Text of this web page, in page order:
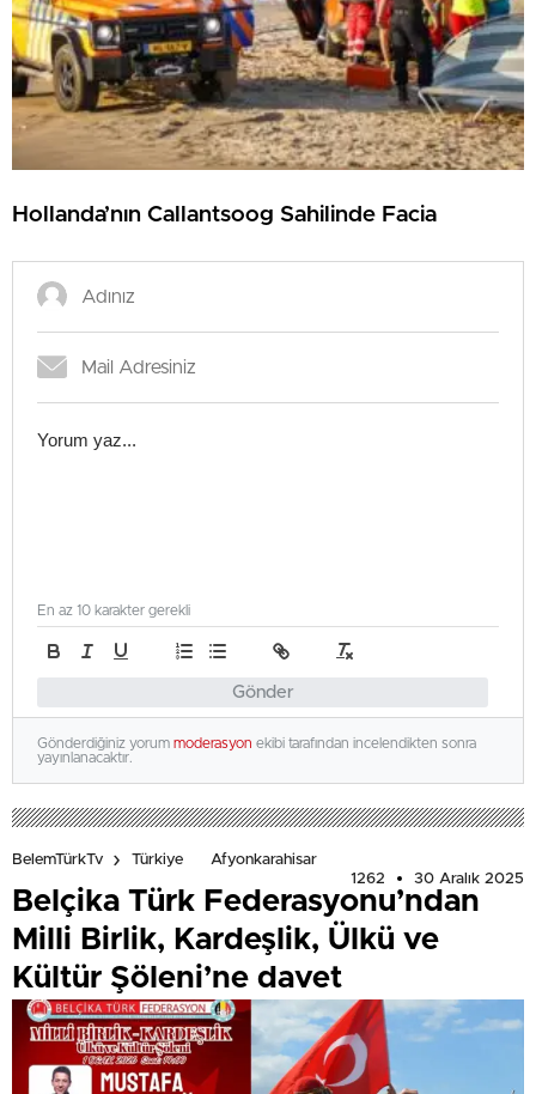
Hollanda’nın Callantsoog Sahilinde Facia
Gönder
En az 10 karakter gerekli
Gönderdiğiniz yorum moderasyon ekibi tarafından incelendikten sonra
yayınlanacaktır.
BelemTürkTv Türkiye
Afyonkarahisar
1262
30 Aralık 2025
Belçika Türk Federasyonu’ndan
Milli Birlik, Kardeşlik, Ülkü ve
Kültür Şöleni’ne davet